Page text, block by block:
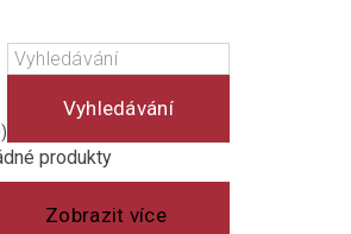
Vyhledávání
produkty
Zobrazit více